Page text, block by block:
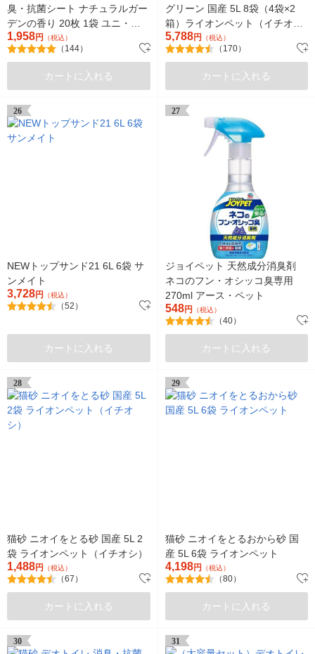
臭・抗菌シート ナチュラルガー
デンの香り 20枚 1袋 ユニ・チ
ャーム
1,958円 （税込）
（144）
カートに入れる
グリーン 国産 5L 8袋（4袋×2
箱）ライオンペット（イチオ
シ）
5,788円 （税込）
（170）
カートに入れる
26
NEWトップサンド21 6L 6袋 サ
ンメイト
3,728円 （税込）
（52）
カートに入れる
27
ジョイペット 天然成分消臭剤
ネコのフン・オシッコ臭専用
270ml アース・ペット
548円 （税込）
（40）
カートに入れる
28
猫砂 ニオイをとる砂 国産 5L 2
袋 ライオンペット（イチオシ）
1,488円 （税込）
（67）
カートに入れる
29
猫砂 ニオイをとるおから砂 国
産 5L 6袋 ライオンペット
4,198円 （税込）
（80）
カートに入れる
30 31